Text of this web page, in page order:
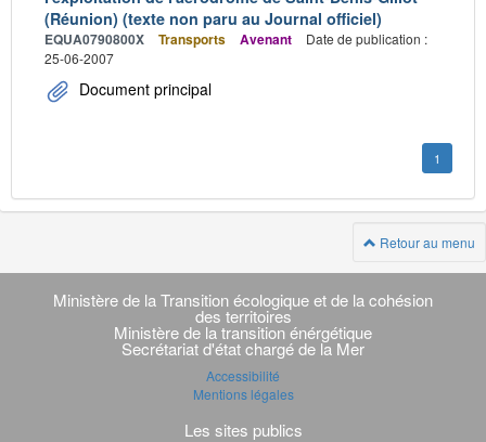
(Réunion) (texte non paru au Journal officiel)
EQUA0790800X Transports Avenant
Date de publication :
25-06-2007
Document principal
1
Retour au menu
Navigation
transverse
Ministère de la Transition écologique et de la cohésion
des territoires
Ministère de la transition énérgétique
Secrétariat d'état chargé de la Mer
Accessibilité
Mentions légales
Les sites publics